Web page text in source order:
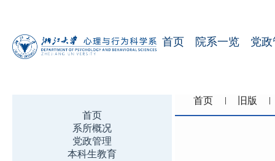
首页 院系一览 党
首页
系所概况
党政管理
本科生教育
首页 旧版